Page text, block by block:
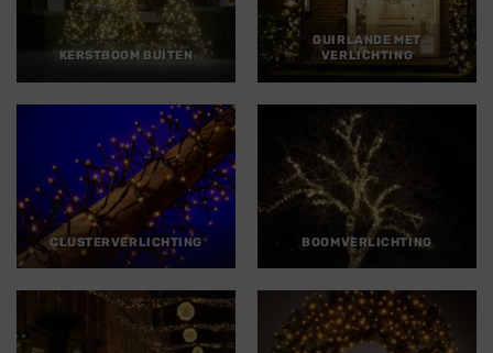
KERSTBOOM BUITEN
GUIRLANDE MET
VERLICHTING
CLUSTERVERLICHTING BOOMVERLICHTING